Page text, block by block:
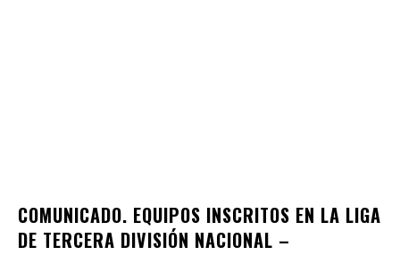
COMUNICADO. EQUIPOS INSCRITOS EN LA LIGA
DE TERCERA DIVISIÓN NACIONAL –